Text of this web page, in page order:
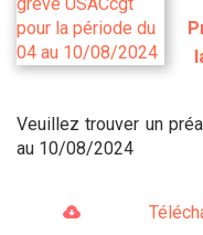
Veuillez trouver un
au 10/08/2024